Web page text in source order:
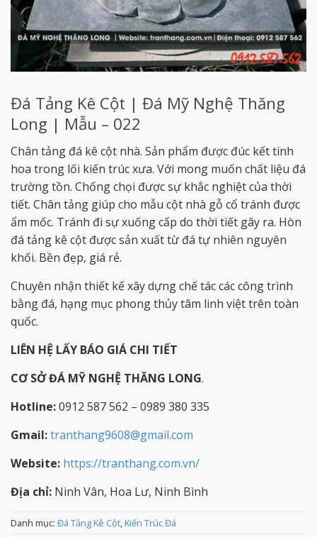
Đá Tảng Kê Cột | Đá Mỹ Nghệ Thăng
Long | Mẫu – 022
Chân tảng đá kê cột nhà. Sản phẩm được đúc kết tinh
hoa trong lối kiến trúc xưa. Với mong muốn chất liệu đá
trường tồn. Chống chọi được sự khắc nghiệt của thời
tiết. Chân tảng giúp cho mẫu cột nhà gỗ cổ tránh được
ẩm mốc. Tránh đi sự xuống cấp do thời tiết gây ra. Hòn
đá tảng kê cột được sản xuất từ đá tự nhiên nguyên
khối. Bền đẹp, giá rẻ.
Chuyên nhận thiết kế xây dựng chế tác các công trình
bằng đá, hạng mục phong thủy tâm linh việt trên toàn
quốc.
LIÊN HỆ LẤY BÁO GIÁ CHI TIẾT
CƠ SỞ ĐÁ MỸ NGHỆ THĂNG LONG.
Hotline:0912 587 562 – 0989 380 335
Gmail:tranthang9608@gmail.com
Website: https://tranthang.com.vn/
Địa chỉ: Ninh Vân, Hoa Lư, Ninh Bình
Danh mục: Đá Tảng Kê Cột,Kiến Trúc Đá